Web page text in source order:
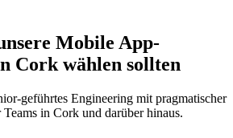
Mobile App-
Cork wählen sollten
geführtes Engineering mit pragmatischer
in Cork und darüber hinaus.